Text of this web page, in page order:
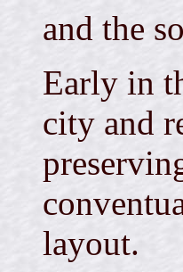
and the
Early in
city and
layout.